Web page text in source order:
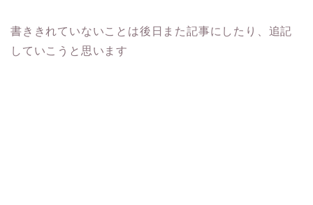
書ききれていないことは後日また記事にしたり、追記
していこうと思います